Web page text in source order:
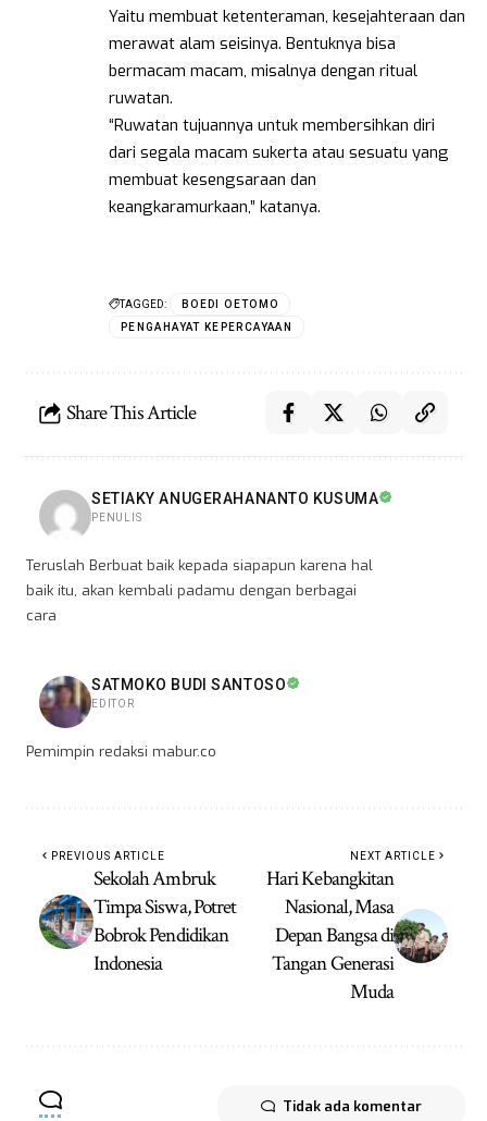
Yaitu membuat ketenteraman, kesejahteraan dan
merawat alam seisinya. Bentuknya bisa
bermacam macam, misalnya dengan ritual
ruwatan.
“Ruwatan tujuannya untuk membersihkan diri
dari segala macam sukerta atau sesuatu yang
membuat kesengsaraan dan
keangkaramurkaan,” katanya.
TAGGED:
BOEDI OETOMO
PENGAHAYAT KEPERCAYAAN
Share This Article
SETIAKY ANUGERAHANANTO KUSUMA
PENULIS
Teruslah Berbuat baik kepada siapapun karena hal
baik itu, akan kembali padamu dengan berbagai
cara
SATMOKO BUDI SANTOSO
EDITOR
Pemimpin redaksi mabur.co
PREVIOUS ARTICLE
Sekolah Ambruk
Timpa Siswa, Potret
Bobrok Pendidikan
Indonesia
NEXT ARTICLE
Hari Kebangkitan
Nasional, Masa
Depan Bangsa di
Tangan Generasi
Muda
Tidak ada komentar